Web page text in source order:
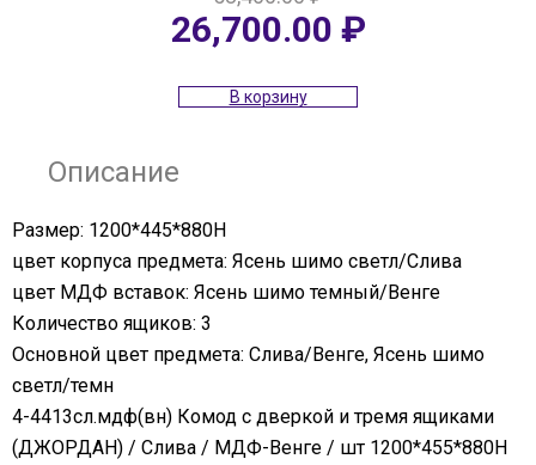
Первоначальная
цена
53,400.00 ₽.
26,700.00 ₽Текущая
В корзину
Описание
Размер: 1200*445*880Н
цвет корпуса предмета: Ясень шимо светл/Слива
цвет МДФ вставок: Ясень шимо темный/Венге
Количество ящиков: 3
Основной цвет предмета: Слива/Венге, Ясень шимо
светл/темн
4-4413сл.мдф(вн) Комод с дверкой и тремя ящиками
(ДЖОРДАН) / Слива / МДФ-Венге / шт 1200*455*880Н